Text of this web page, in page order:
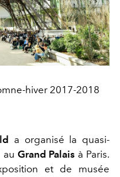
hiver 2017-2018
a organisé la quasi-
au Grand Palais à Paris.
et de musée